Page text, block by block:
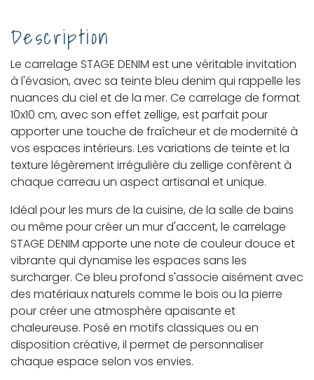
Description
Le carrelage STAGE DENIM est une véritable invitation
à l'évasion, avec sa teinte bleu denim qui rappelle les
nuances du ciel et de la mer. Ce carrelage de format
10x10 cm, avec son effet zellige, est parfait pour
apporter une touche de fraîcheur et de modernité à
vos espaces intérieurs. Les variations de teinte et la
texture légèrement irrégulière du zellige confèrent à
chaque carreau un aspect artisanal et unique.
Idéal pour les murs de la cuisine, de la salle de bains
ou même pour créer un mur d'accent, le carrelage
STAGE DENIM apporte une note de couleur douce et
vibrante qui dynamise les espaces sans les
surcharger. Ce bleu profond s'associe aisément avec
des matériaux naturels comme le bois ou la pierre
pour créer une atmosphère apaisante et
chaleureuse. Posé en motifs classiques ou en
disposition créative, il permet de personnaliser
chaque espace selon vos envies.